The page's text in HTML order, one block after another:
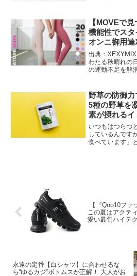
見えるというわ
いても、メイク
【MOVEで
機能性でスタ
オンニ御用
ー＆レギンス
出典：
わたる秋晴れの
の運動不足を解
トネスアプリも
ウェアも高性能
野草の防御力
5種の野草を
素が摂れる
（じようや
いつもはつらつ
しているんです
食べています」
【『Qoo10ファ
この夏はアクテ
愛い最旬ハイテ
永遠の定番【白シャツ】に合わせるな
ら“ゆるカジ”ボトムスが正解！ 大人がお